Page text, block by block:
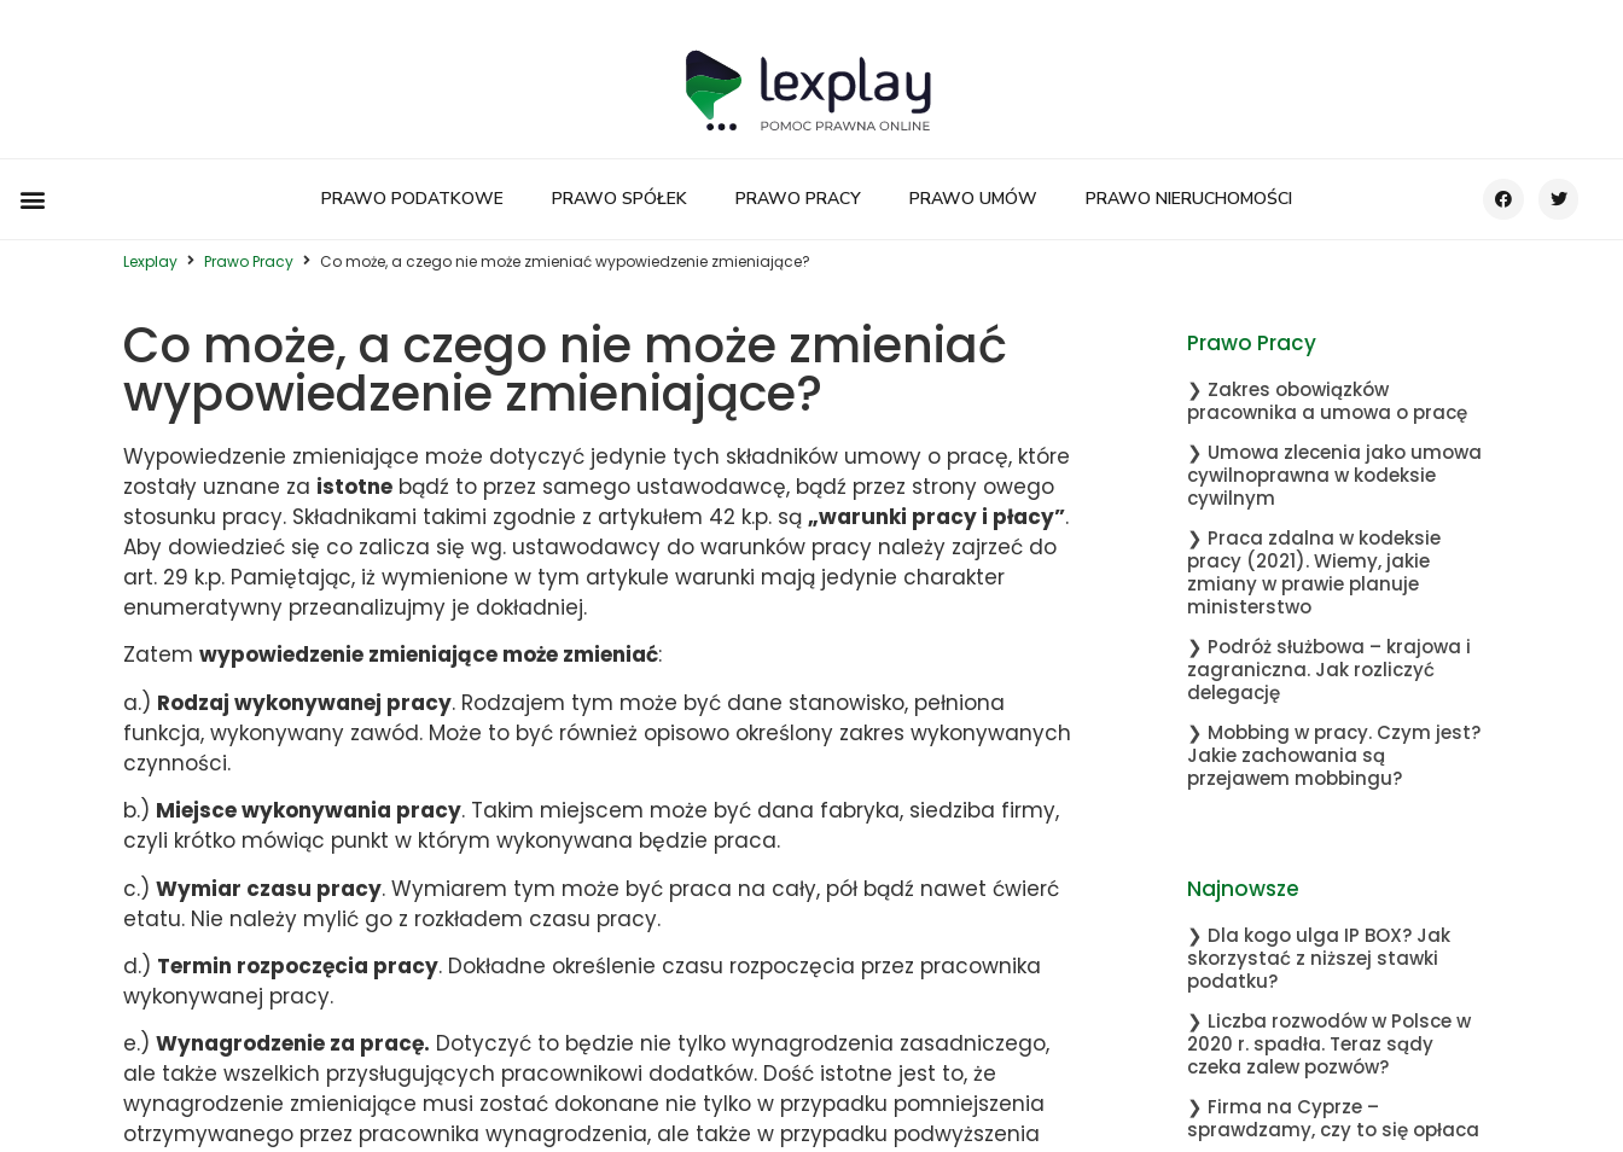
PRAWO PODATKOWE PRAWO SPÓŁEK PRAWO PRACY PRAWO UMÓW PRAWO NIERUCHOMOŚCI
Lexplay Prawo Pracy Co może, a czego nie może zmieniać wypowiedzenie zmieniające?
Co może, a czego nie może zmieniać
wypowiedzenie zmieniające?
Wypowiedzenie zmieniające może dotyczyć jedynie tych składników umowy o pracę, które
zostały uznane za istotne bądź to przez samego ustawodawcę, bądź przez strony owego
stosunku pracy. Składnikami takimi zgodnie z artykułem 42 k.p. są „warunki pracy i płacy”.
Aby dowiedzieć się co zalicza się wg. ustawodawcy do warunków pracy należy zajrzeć do
art. 29 k.p. Pamiętając, iż wymienione w tym artykule warunki mają jedynie charakter
enumeratywny przeanalizujmy je dokładniej.
Zatem wypowiedzenie zmieniające może zmieniać:
a.) Rodzaj wykonywanej pracy. Rodzajem tym może być dane stanowisko, pełniona
funkcja, wykonywany zawód. Może to być również opisowo określony zakres wykonywanych
czynności.
b.) Miejsce wykonywania pracy. Takim miejscem może być dana fabryka, siedziba firmy,
czyli krótko mówiąc punkt w którym wykonywana będzie praca.
c.) Wymiar czasu pracy. Wymiarem tym może być praca na cały, pół bądź nawet ćwierć
etatu. Nie należy mylić go z rozkładem czasu pracy.
d.) Termin rozpoczęcia pracy. Dokładne określenie czasu rozpoczęcia przez pracownika
wykonywanej pracy.
e.) Wynagrodzenie za pracę. Dotyczyć to będzie nie tylko wynagrodzenia zasadniczego,
ale także wszelkich przysługujących pracownikowi dodatków. Dość istotne jest to, że
wynagrodzenie zmieniające musi zostać dokonane nie tylko w przypadku pomniejszenia
otrzymywanego przez pracownika wynagrodzenia, ale także w przypadku podwyższenia
Prawo Pracy
❯ Zakres obowiązków
pracownika a umowa o pracę
❯ Umowa zlecenia jako umowa
cywilnoprawna w kodeksie
cywilnym
❯ Praca zdalna w kodeksie
pracy (2021). Wiemy, jakie
zmiany w prawie planuje
ministerstwo
❯ Podróż służbowa – krajowa i
zagraniczna. Jak rozliczyć
delegację
❯ Mobbing w pracy. Czym jest?
Jakie zachowania są
przejawem mobbingu?
Najnowsze
❯ Dla kogo ulga IP BOX? Jak
skorzystać z niższej stawki
podatku?
❯ Liczba rozwodów w Polsce w
2020 r. spadła. Teraz sądy
czeka zalew pozwów?
❯ Firma na Cyprze –
sprawdzamy, czy to się opłaca